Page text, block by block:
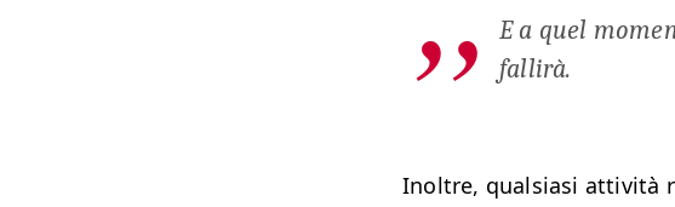
E a quel
fallirà.
Inoltre, qual­si­asi attiv­ità